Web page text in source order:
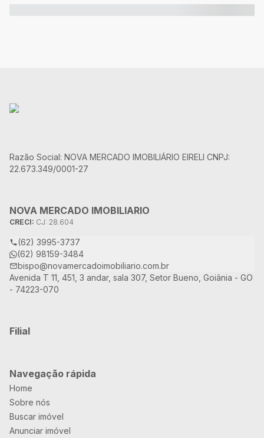
Razão Social: NOVA MERCADO IMOBILIÁRIO EIRELI CNPJ:
22.673.349/0001-27
NOVA MERCADO IMOBILIARIO
CRECI: CJ: 28.604
(62) 3995-3737
(62) 98159-3484
bispo@novamercadoimobiliario.com.br
Avenida T 11, 451, 3 andar, sala 307, Setor Bueno, Goiânia - GO
- 74223-070
Filial
Navegação rápida
Home
Sobre nós
Buscar imóvel
Anunciar imóvel